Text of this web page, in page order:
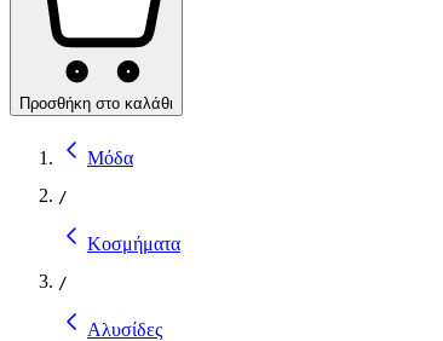
Προσθήκη στο καλάθι
Μόδα
/
Κοσμήματα
/
Αλυσίδες